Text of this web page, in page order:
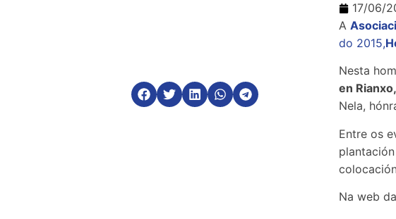
17/06/
A
do 2015,
Nesta
en
Nela,
Entre os
Na web